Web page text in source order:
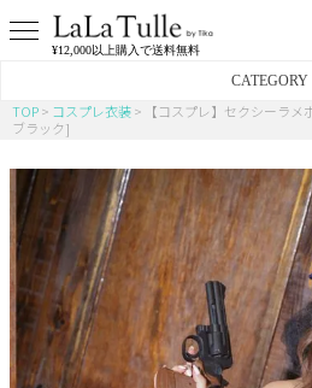
¥12,000以上購入で送料無料
CATEGORY
バニー
アニマル
ポリス
チャイナ
TOP コスプレ衣装
【コスプレ】セクシーラ
ブラック]